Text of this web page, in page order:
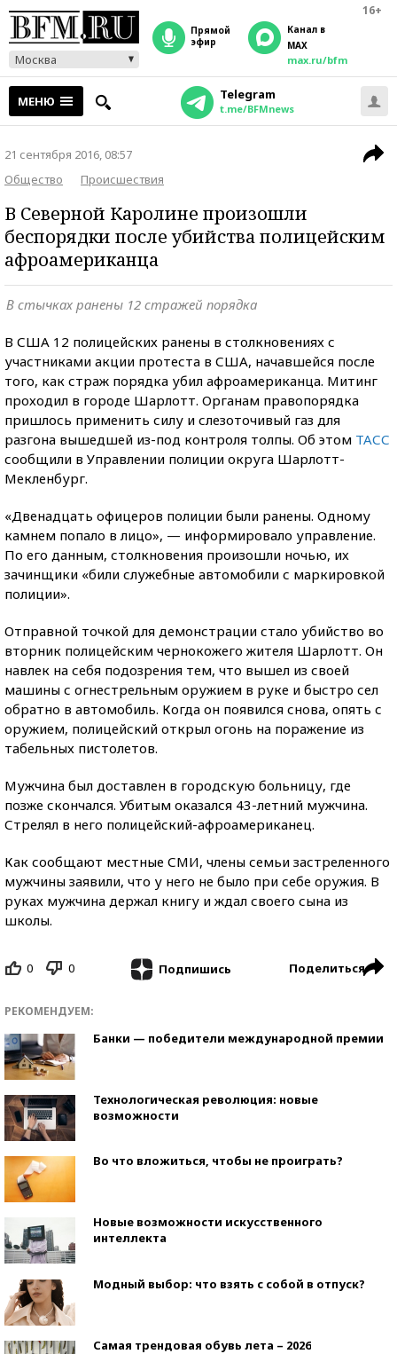
16+
Москва
прямой
эфир
Канал в
MAX
max.ru/bfm
МЕНЮ Telegram
t.me/BFMnews
21 сентября 2016, 08:57
Общество
Происшествия
В Северной Каролине произошли
беспорядки после убийства полицейским
афроамериканца
В стычках ранены 12 стражей порядка
В США 12 полицейских ранены в столкновениях с
участниками акции протеста в США, начавшейся после
того, как страж порядка убил афроамериканца. Митинг
проходил в городе Шарлотт. Органам правопорядка
пришлось применить силу и слезоточивый газ для
разгона вышедшей из-под контроля толпы. Об этом ТАСС
сообщили в Управлении полиции округа Шарлотт-
Мекленбург.
«Двенадцать офицеров полиции были ранены. Одному
камнем попало в лицо», — информировало управление.
По его данным, столкновения произошли ночью, их
зачинщики «били служебные автомобили с маркировкой
полиции».
Отправной точкой для демонстрации стало убийство во
вторник полицейским чернокожего жителя Шарлотт. Он
навлек на себя подозрения тем, что вышел из своей
машины с огнестрельным оружием в руке и быстро сел
обратно в автомобиль. Когда он появился снова, опять с
оружием, полицейский открыл огонь на поражение из
табельных пистолетов.
Мужчина был доставлен в городскую больницу, где
позже скончался. Убитым оказался 43-летний мужчина.
Стрелял в него полицейский-афроамериканец.
Как сообщают местные СМИ, члены семьи застреленного
мужчины заявили, что у него не было при себе оружия. В
руках мужчина держал книгу и ждал своего сына из
школы.
0 0 Подпишись Поделиться
РЕКОМЕНДУЕМ:
Банки — победители международной премии
Технологическая революция: новые
возможности
Во что вложиться, чтобы не проиграть?
Новые возможности искусственного
интеллекта
Модный выбор: что взять с собой в отпуск?
Самая трендовая обувь лета – 2026